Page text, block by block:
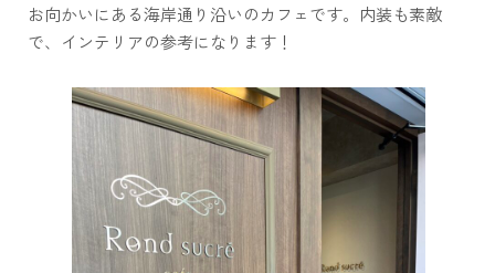
お向かいにある海岸通り沿いのカフェです。内装も素敵
で、インテリアの参考になります！